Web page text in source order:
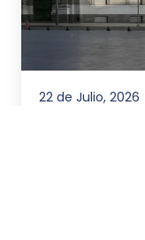
22 de Julio, 2026